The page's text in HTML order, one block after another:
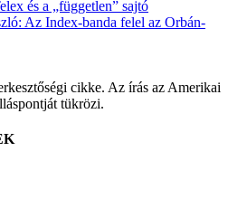
és a „független” sajtó
Az Index-banda felel az Orbán-
cikke. Az írás az Amerikai
tükrözi.